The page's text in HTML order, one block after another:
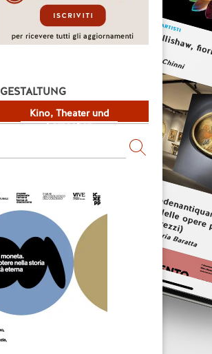
Kino, Theater und
Fernsehen
GESTALTUNG